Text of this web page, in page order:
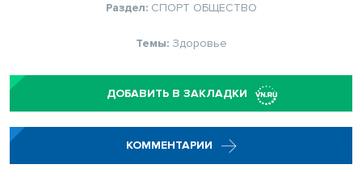
Раздел: СПОРТ ОБЩЕСТВО
Темы: Здоровье
ДОБАВИТЬ В ЗАКЛАДКИ
КОММЕНТАРИИ